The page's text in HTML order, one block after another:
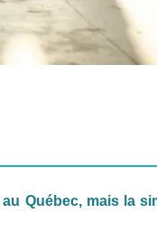
Québec, mais la